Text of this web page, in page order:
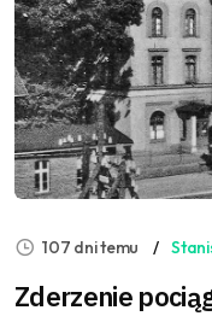
107 dni temu
Zderzenie